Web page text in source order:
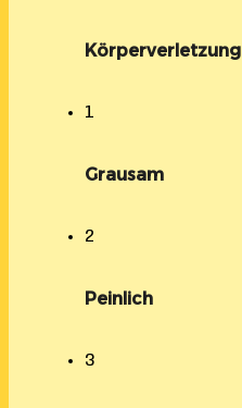
Körperverletzung
1
Grausam
2
Peinlich
3